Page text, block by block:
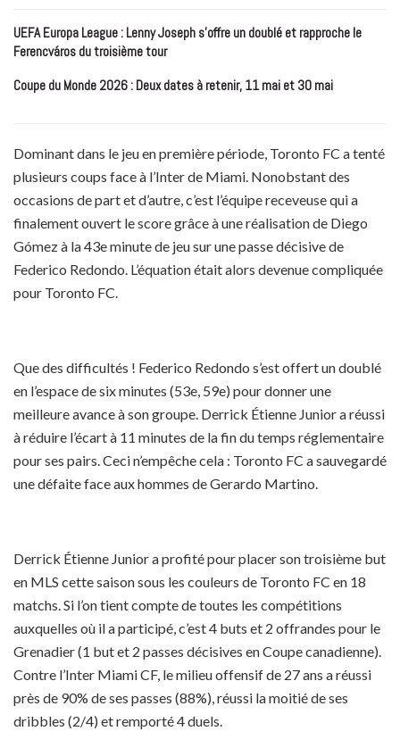
UEFA Europa League : Lenny Joseph s’offre un doublé et rapproche le
Ferencváros du troisième tour
Coupe du Monde 2026 : Deux dates à retenir, 11 mai et 30 mai
Dominant dans le jeu en première période, Toronto FC a tenté
plusieurs coups face à l’Inter de Miami. Nonobstant des
occasions de part et d’autre, c’est l’équipe receveuse qui a
finalement ouvert le score grâce à une réalisation de Diego
Gómez à la 43e minute de jeu sur une passe décisive de
Federico Redondo. L’équation était alors devenue compliquée
pour Toronto FC.
Que des difficultés ! Federico Redondo s’est offert un doublé
en l’espace de six minutes (53e, 59e) pour donner une
meilleure avance à son groupe. Derrick Étienne Junior a réussi
à réduire l’écart à 11 minutes de la fin du temps réglementaire
pour ses pairs. Ceci n’empêche cela : Toronto FC a sauvegardé
une défaite face aux hommes de Gerardo Martino.
Derrick Étienne Junior a profité pour placer son troisième but
en MLS cette saison sous les couleurs de Toronto FC en 18
matchs. Si l’on tient compte de toutes les compétitions
auxquelles où il a participé, c’est 4 buts et 2 offrandes pour le
Grenadier (1 but et 2 passes décisives en Coupe canadienne).
Contre l’Inter Miami CF, le milieu offensif de 27 ans a réussi
près de 90% de ses passes (88%), réussi la moitié de ses
dribbles (2/4) et remporté 4 duels.